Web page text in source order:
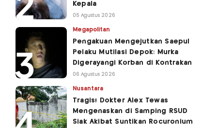
Kepala
05 Agustus 2026
Megapolitan
Pengakuan Mengejutkan Saepul
Pelaku Mutilasi Depok: Murka
Digerayangi Korban di Kontrakan
06 Agustus 2026
Nusantara
Tragis! Dokter Alex Tewas
Mengenaskan di Samping RSUD
Siak Akibat Suntikan Rocuronium